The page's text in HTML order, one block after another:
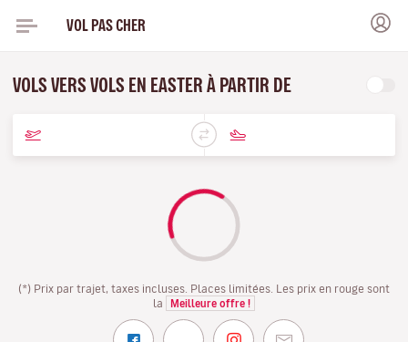
VOL PAS CHER
VOLS VERS VOLS EN EASTER À PARTIR DE
(*) Prix par trajet, taxes incluses. Places limitées. Les prix en rouge sont
la
Meilleure offre !